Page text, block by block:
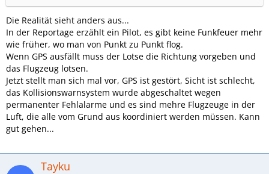
Die Realität sieht anders aus...
In der Reportage erzählt ein Pilot, es gibt keine Funkfeuer mehr
wie früher, wo man von Punkt zu Punkt flog.
Wenn GPS ausfällt muss der Lotse die Richtung vorgeben und
das Flugzeug lotsen.
Jetzt stellt man sich mal vor, GPS ist gestört, Sicht ist schlecht,
das Kollisionswarnsystem wurde abgeschaltet wegen
permanenter Fehlalarme und es sind mehre Flugzeuge in der
Luft, die alle vom Grund aus koordiniert werden müssen. Kann
gut gehen...
Tayku